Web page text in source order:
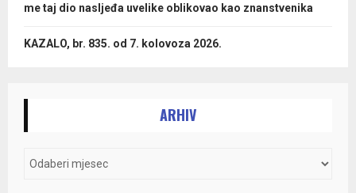
me taj dio nasljeđa uvelike oblikovao kao znanstvenika
KAZALO, br. 835. od 7. kolovoza 2026.
ARHIV